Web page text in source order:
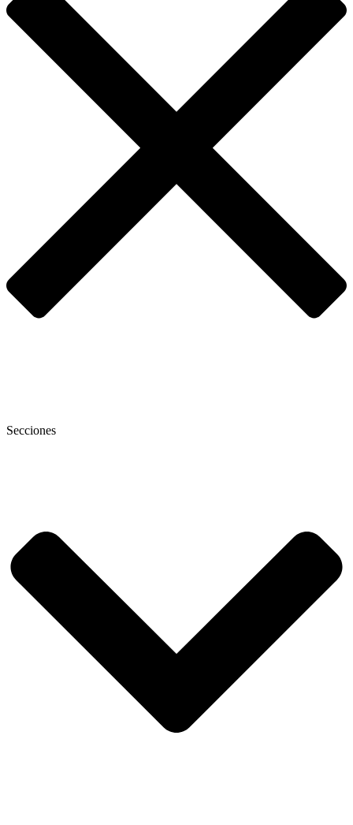
Secciones